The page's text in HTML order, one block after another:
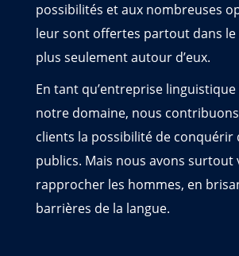
possibilités et aux nombreuses
leur sont offertes partout dans
plus seulement autour d’eux.
En tant qu’entreprise
notre domaine, nous
clients la possibilité de conquérir
publics. Mais nous avons surtout
rapprocher les hommes, en
barrières de la langue.